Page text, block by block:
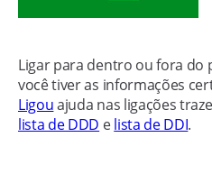
Ligar para dentro ou fora do
você tiver as informações
Ligouajuda nas ligações
lista de DDD elista de DDI.